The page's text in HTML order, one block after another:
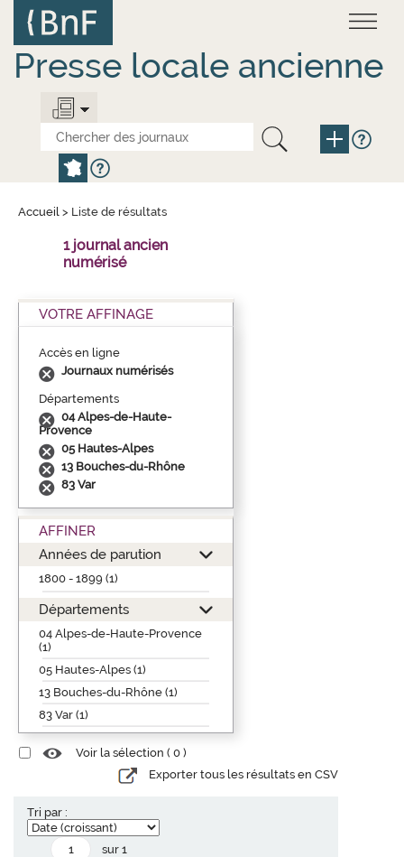
contenu
principal
Presse locale ancienne
Accueil > Liste de résultats
1 journal ancien
numérisé
VOTRE AFFINAGE
Accès en ligne
Journaux numérisés
Départements
04 Alpes-de-Haute-
Provence
05 Hautes-Alpes
13 Bouches-du-Rhône
83 Var
AFFINER
Années de parution
1800 - 1899 (1)
Départements
04 Alpes-de-Haute-Provence
(1)
05 Hautes-Alpes (1)
13 Bouches-du-Rhône (1)
83 Var (1)
Voir la sélection ( 0 )
Exporter tous les résultats en CSV
Tri par :
sur 1
Panneau de gestion des cookies